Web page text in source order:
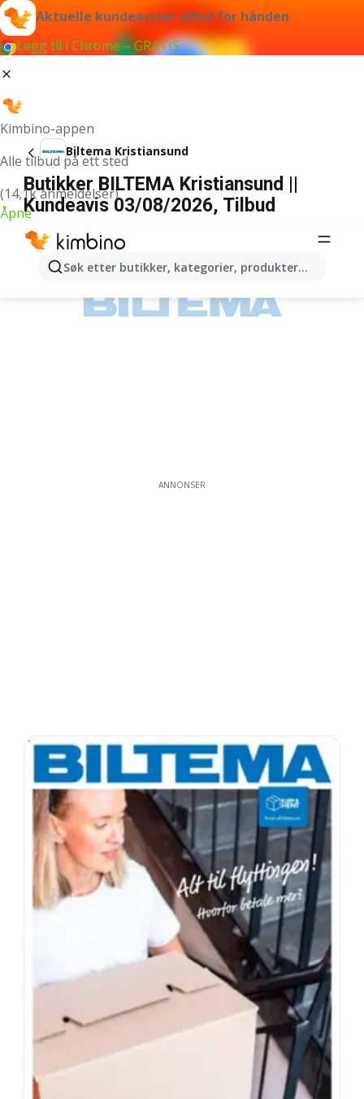
Aktuelle kundeaviser alltid for hånden
Legg til i Chrome – GRATIS
Kimbino-appen
Alle tilbud på ett sted
(14,1k anmeldelser)
Åpne
Søk etter butikker, kategorier, produkter...
Biltema Kristiansund
Butikker BILTEMA Kristiansund ||
Kundeavis 03/08/2026, Tilbud
ANNONSER